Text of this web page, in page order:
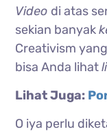
Video di atas
sekian banyak
Creativism
bisa Anda lihat
Lihat Juga:
O iya perlu